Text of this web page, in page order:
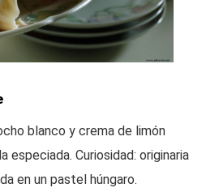
blanco y crema de limón
especiada. Curiosidad: originaria
en un pastel húngaro.